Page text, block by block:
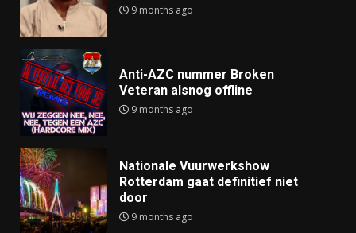
9 months ago
Anti-AZC nummer Broken
Veteran alsnog offline
9 months ago
Nationale Vuurwerkshow
Rotterdam gaat definitief niet
door
9 months ago